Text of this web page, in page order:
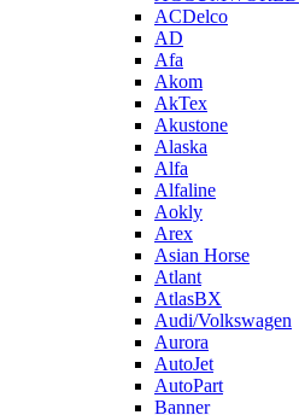
ACDelco
AD
Afa
Akom
AkTex
Akustone
Alaska
Alfa
Alfaline
Aokly
Arex
Asian Horse
Atlant
AtlasBX
Audi/Volkswagen
Aurora
AutoJet
AutoPart
Banner